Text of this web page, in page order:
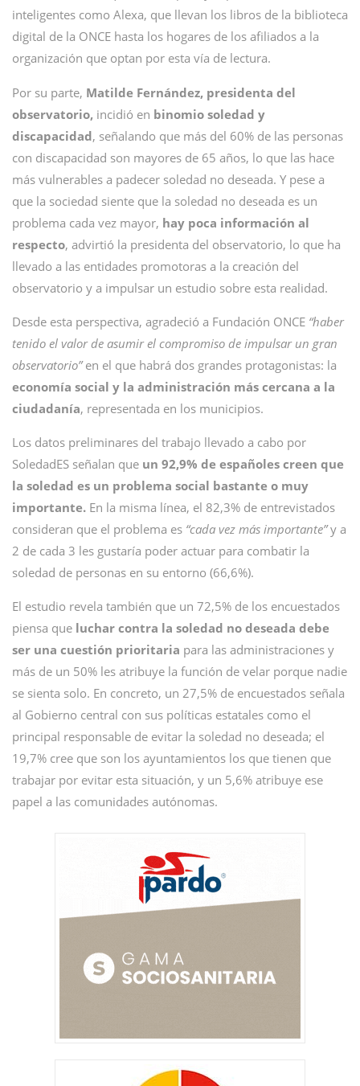
inteligentes como Alexa, que llevan los libros de la biblioteca
digital de la ONCE hasta los hogares de los afiliados a la
organización que optan por esta vía de lectura.
Por su parte, Matilde Fernández, presidenta del
observatorio, incidió en binomio soledad y
discapacidad, señalando que más del 60% de las personas
con discapacidad son mayores de 65 años, lo que las hace
más vulnerables a padecer soledad no deseada. Y pese a
que la sociedad siente que la soledad no deseada es un
problema cada vez mayor, hay poca información al
respecto, advirtió la presidenta del observatorio, lo que ha
llevado a las entidades promotoras a la creación del
observatorio y a impulsar un estudio sobre esta realidad.
Desde esta perspectiva, agradeció a Fundación ONCE “haber
tenido el valor de asumir el compromiso de impulsar un gran
observatorio”en el que habrá dos grandes protagonistas: la
economía social y la administración más cercana a la
ciudadanía, representada en los municipios.
Los datos preliminares del trabajo llevado a cabo por
SoledadES señalan que un 92,9% de españoles creen que
la soledad es un problema social bastante o muy
importante. En la misma línea, el 82,3% de entrevistados
consideran que el problema es “cada vez más importante”y a
2 de cada 3 les gustaría poder actuar para combatir la
soledad de personas en su entorno (66,6%).
El estudio revela también que un 72,5% de los encuestados
piensa que luchar contra la soledad no deseada debe
ser una cuestión prioritaria para las administraciones y
más de un 50% les atribuye la función de velar porque nadie
se sienta solo. En concreto, un 27,5% de encuestados señala
al Gobierno central con sus políticas estatales como el
principal responsable de evitar la soledad no deseada; el
19,7% cree que son los ayuntamientos los que tienen que
trabajar por evitar esta situación, y un 5,6% atribuye ese
papel a las comunidades autónomas.